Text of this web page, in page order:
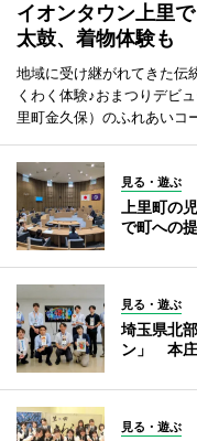
イオンタウン上里
太鼓、着物体験も
地域に受け継がれてきた伝
くわく体験♪おまつりデビ
里町金久保）のふれあいコ
見る・遊ぶ
上里町の
で町への
見る・遊ぶ
埼玉県北
ン」 本庄
見る・遊ぶ